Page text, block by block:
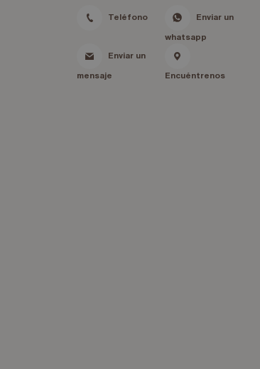
Teléfono Enviar un
whatsapp
Enviar un
mensaje Encuéntrenos